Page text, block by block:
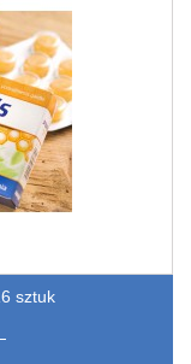
sztuk